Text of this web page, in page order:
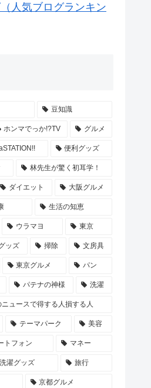
人気ブログランキン
豆知識
ホンマでっか!?TV グルメ
便利グッズ
林先生が驚く初耳学！
ダイエット 大阪グルメ
生活の知恵
ウラマヨ 東京
ッズ 掃除 文房具
東京グルメ パン
パテナの神様 洗濯
ニュースで得する人損する人
テーマパーク 美容
トフォン マネー
洗濯グッズ 旅行
京都グルメ